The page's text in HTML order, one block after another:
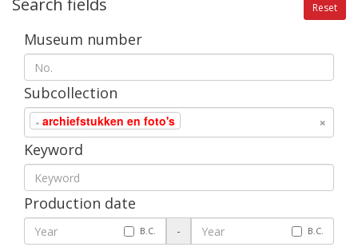
Search fields Reset
Museum number
Subcollection
×
× archiefstukken en foto's
Keyword
Production date
B.C. - B.C.